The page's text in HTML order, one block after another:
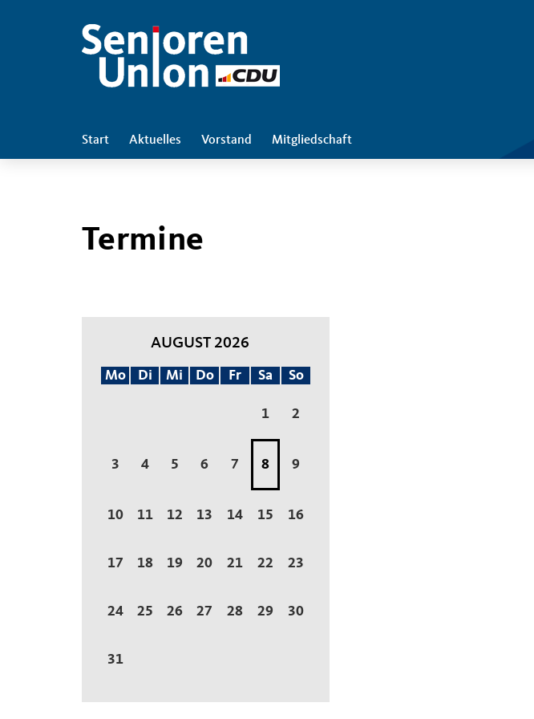
Start Aktuelles Vorstand Mitgliedschaft
Termine
AUGUST 2026
Mo Di Mi Do Fr Sa So
1 2
3 4 5 6 7 8 9
10 11 12 13 14 15 16
17 18 19 20 21 22 23
24 25 26 27 28 29 30
31